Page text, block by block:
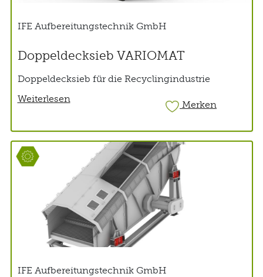
IFE Aufbereitungstechnik GmbH
Doppeldecksieb VARIOMAT
Doppeldecksieb für die Recyclingindustrie
Weiterlesen
Merken
IFE Aufbereitungstechnik GmbH